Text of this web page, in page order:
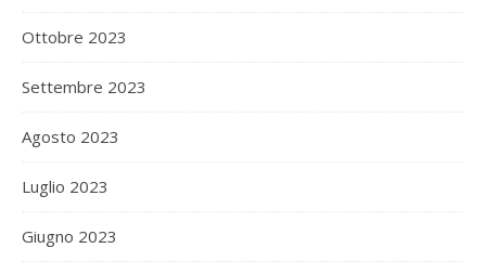
Ottobre 2023
Settembre 2023
Agosto 2023
Luglio 2023
Giugno 2023